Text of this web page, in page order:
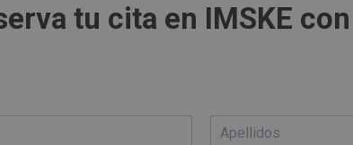
tu cita en IMSKE